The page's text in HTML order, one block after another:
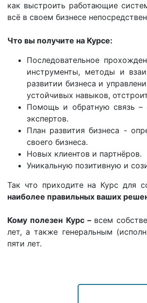
как выстроить работающие
всё в своем бизнесе
Что вы получите на Курсе:
Последовательное
инструменты, методы и
развитии бизнеса и
устойчивых навыков,
Помощь и обратную связь –
экспертов.
План развития бизнеса -
своего бизнеса.
Новых клиентов и партнёров.
Уникальную позитивную и
Так что приходите на Курс для
наиболее правильных ваших
Кому полезен Курс – всем
лет, а также генеральным
пяти лет.